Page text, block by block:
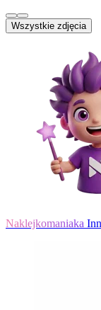
Wszystkie zdjęcia
Naklejkomaniaka